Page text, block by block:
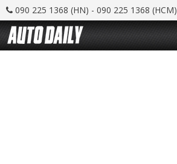
090 225 1368 (HN) - 090 225 1368 (HCM)